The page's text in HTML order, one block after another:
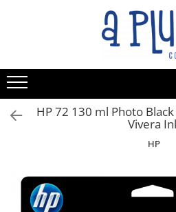
HP 72 130 ml Photo
Vivera
HP